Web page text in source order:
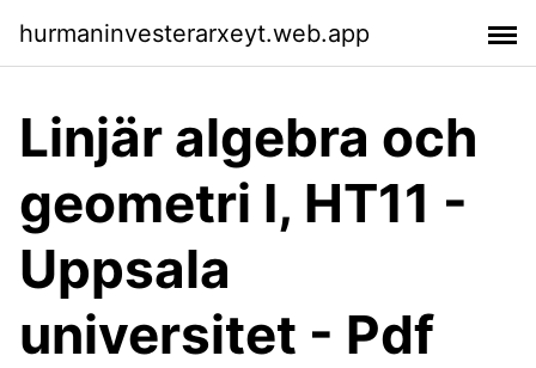
hurmaninvesterarxeyt.web.app
Linjär algebra och
geometri I, HT11 -
Uppsala
universitet - Pdf